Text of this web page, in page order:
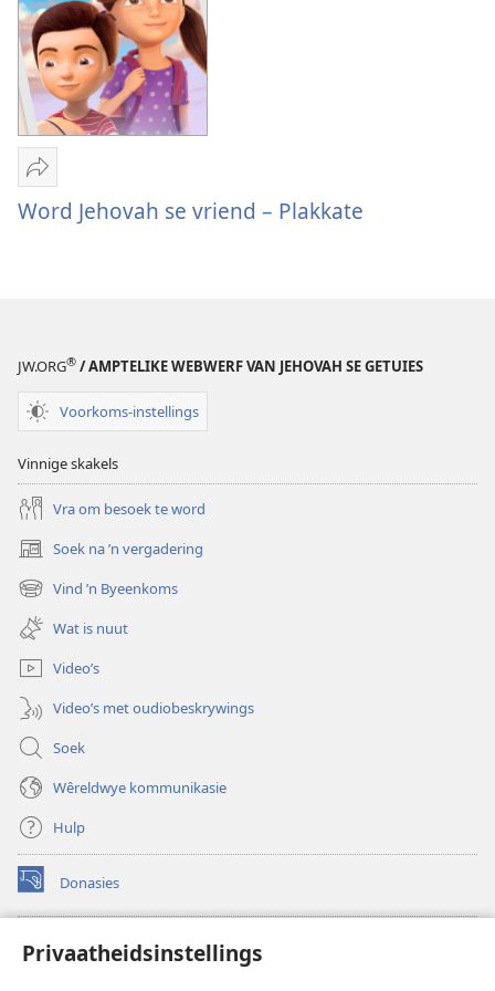
Privaatheidsinstellings
vriend
–
Aktiwiteite
Deel
Word
Jehovah
Word Jehovah se vriend – Plakkate
JW.ORG® / AMPTELIKE WEBWERF VAN JEHOVAH SE GETUIES
Voorkoms-instellings
Vinnige skakels
Vra om besoek te word
Soek na ’n vergadering
(maak
nuwe
venster
oop)
Vind ’n Byeenkoms
(maak
nuwe
venster
oop)
Wat is nuut
Video’s
Video’s met oudiobeskrywings
Soek
Wêreldwye kommunikasie
Hulp
Donasies
(maak
nuwe
oop)
Wagtoring – AANLYN BIBLIOTEEK
(maak